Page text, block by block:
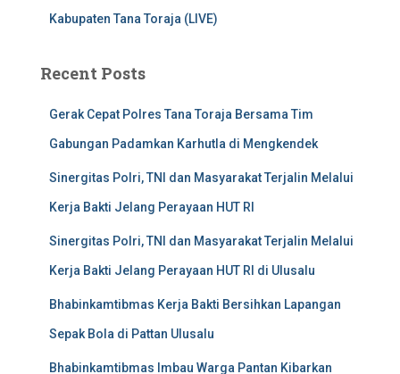
Kabupaten Tana Toraja (LIVE)
Recent Posts
Gerak Cepat Polres Tana Toraja Bersama Tim
Gabungan Padamkan Karhutla di Mengkendek
Sinergitas Polri, TNI dan Masyarakat Terjalin Melalui
Kerja Bakti Jelang Perayaan HUT RI
Sinergitas Polri, TNI dan Masyarakat Terjalin Melalui
Kerja Bakti Jelang Perayaan HUT RI di Ulusalu
Bhabinkamtibmas Kerja Bakti Bersihkan Lapangan
Sepak Bola di Pattan Ulusalu
Bhabinkamtibmas Imbau Warga Pantan Kibarkan